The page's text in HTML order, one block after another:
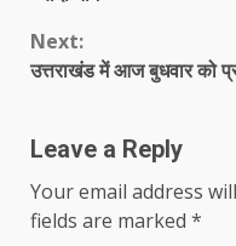
Next:
उत्तराखंड में आज बुधवार को
Leave a Reply
Your email address
fields are marked *